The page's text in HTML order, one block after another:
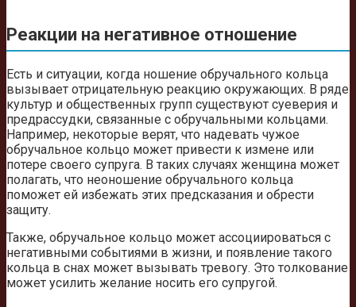
Реакции на негативное отношение
Есть и ситуации, когда ношение обручального кольца
вызывает отрицательную реакцию окружающих. В ряде
культур и общественных групп существуют суеверия и
предрассудки, связанные с обручальными кольцами.
Например, некоторые верят, что надевать чужое
обручальное кольцо может привести к измене или
потере своего супруга. В таких случаях женщина может
полагать, что неоношение обручального кольца
поможет ей избежать этих предсказания и обрести
защиту.
Также, обручальное кольцо может ассоциироваться с
негативными событиями в жизни, и появление такого
кольца в снах может вызывать тревогу. Это толкование
может усилить желание носить его супругой.